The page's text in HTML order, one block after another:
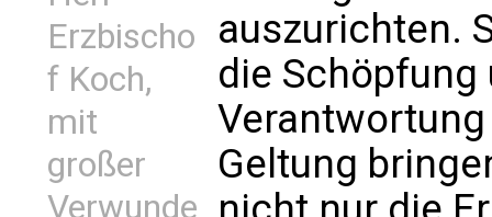
Erzbischo
f Koch,
mit
großer
Verwunde
auszurichten.
die
Geltung